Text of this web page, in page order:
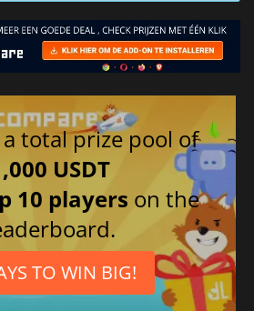
total prize pool of
USDT
10 players on the
TO WIN BIG!